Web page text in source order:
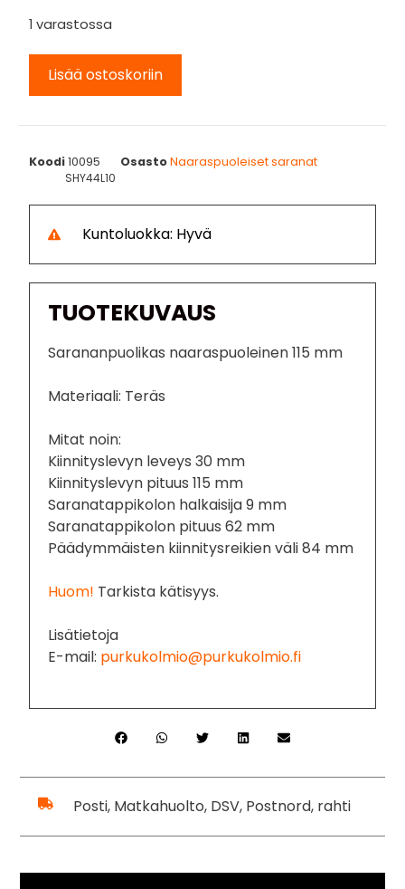
1 varastossa
Lisää ostoskoriin
Koodi10095 OsastoNaaraspuoleiset saranat
SHY44L10
Kuntoluokka: Hyvä
TUOTEKUVAUS
Sarananpuolikas naaraspuoleinen 115 mm
Materiaali: Teräs
Mitat noin:
Kiinnityslevyn leveys 30 mm
Kiinnityslevyn pituus 115 mm
Saranatappikolon halkaisija 9 mm
Saranatappikolon pituus 62 mm
Päädymmäisten kiinnitysreikien väli 84 mm
Huom! Tarkista kätisyys.
Lisätietoja
E-mail: purkukolmio@purkukolmio.fi
Posti, Matkahuolto, DSV, Postnord, rahti